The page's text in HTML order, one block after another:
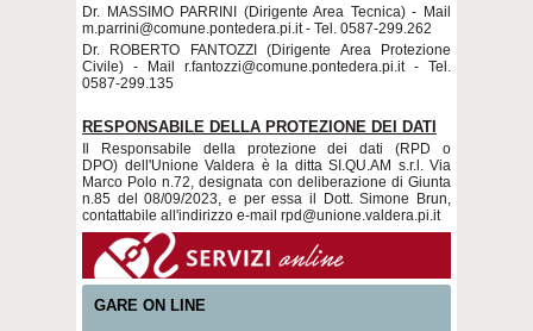
Dr. MASSIMO PARRINI (Dirigente Area Tecnica) - Mail
m.parrini@comune.pontedera.pi.it - Tel. 0587-299.262
Dr. ROBERTO FANTOZZI (Dirigente Area Protezione
Civile) - Mail r.fantozzi@comune.pontedera.pi.it - Tel.
0587-299.135
RESPONSABILE DELLA PROTEZIONE DEI DATI
Il Responsabile della protezione dei dati (RPD o
DPO) dell'Unione Valdera è la ditta SI.QU.AM s.r.l. Via
Marco Polo n.72, designata con deliberazione di Giunta
n.85 del 08/09/2023, e per essa il Dott. Simone Brun,
contattabile all'indirizzo e-mail rpd@unione.valdera.pi.it
GARE ON LINE